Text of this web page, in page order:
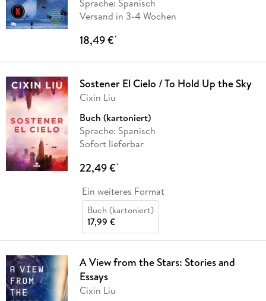
Sprache: Spanisch
Versand in 3-4 Wochen
18,49 €*
Sostener El Cielo / To Hold Up the Sky
Cixin Liu
Buch (kartoniert)
Sprache: Spanisch
Sofort lieferbar
22,49 €*
Ein weiteres Format
Buch (kartoniert)
17,99 €
A View from the Stars: Stories and
Essays
Cixin Liu